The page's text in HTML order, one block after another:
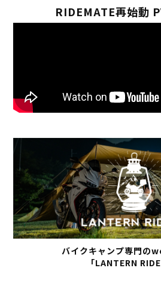
RIDEMATE再始動
バイクキャンプ専門の
「LANTERN